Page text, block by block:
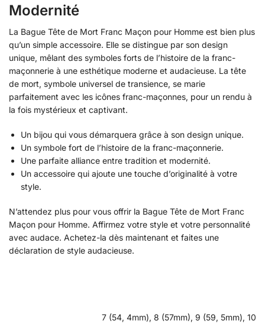
Modernité
La Bague Tête de Mort Franc Maçon pour Homme est bien plus
qu’un simple accessoire. Elle se distingue par son design
unique, mêlant des symboles forts de l’histoire de la franc-
maçonnerie à une esthétique moderne et audacieuse. La tête
de mort, symbole universel de transience, se marie
parfaitement avec les icônes franc-maçonnes, pour un rendu à
la fois mystérieux et captivant.
Un bijou qui vous démarquera grâce à son design unique.
Un symbole fort de l’histoire de la franc-maçonnerie.
Une parfaite alliance entre tradition et modernité.
Un accessoire qui ajoute une touche d’originalité à votre
style.
N’attendez plus pour vous offrir la Bague Tête de Mort Franc
Maçon pour Homme. Affirmez votre style et votre personnalité
avec audace. Achetez-la dès maintenant et faites une
déclaration de style audacieuse.
7 (54, 4mm), 8 (57mm), 9 (59, 5mm), 10